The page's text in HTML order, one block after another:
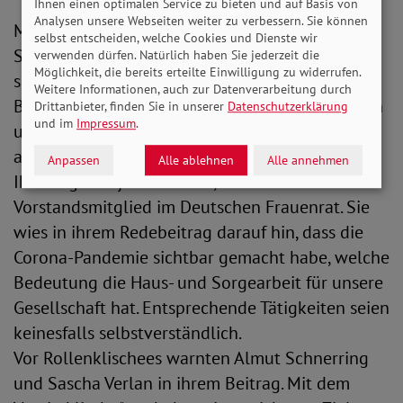
Mit der gerechten Verteilung unbezahlter
Sorgearbeit als gleichstellungspolitisches Ziel
setzte sich Sven Paul, Referent im
Bundesministerium für Familie, Senioren, Frauen
und Jugend (BMFSFJ), in seinem Vortrag
auseinander.
Ihm folgte Anja Weusthoff, stellvertretendes
Vorstandsmitglied im Deutschen Frauenrat. Sie
wies in ihrem Redebeitrag darauf hin, dass die
Corona-Pandemie sichtbar gemacht habe, welche
Bedeutung die Haus- und Sorgearbeit für unsere
Gesellschaft hat. Entsprechende Tätigkeiten seien
keinesfalls selbstverständlich.
Vor Rollenklischees warnten Almut Schnerring
und Sascha Verlan in ihrem Beitrag. Mit dem
Ihnen einen optimalen Service zu bieten und auf Basis von
Analysen unsere Webseiten weiter zu verbessern. Sie können
selbst entscheiden, welche Cookies und Dienste wir
verwenden dürfen. Natürlich haben Sie jederzeit die
Möglichkeit, die bereits erteilte Einwilligung zu widerrufen.
Weitere Informationen, auch zur Datenverarbeitung durch
Drittanbieter, finden Sie in unserer Datenschutzerklärung
und im Impressum.
Anpassen Alle ablehnen Alle annehmen